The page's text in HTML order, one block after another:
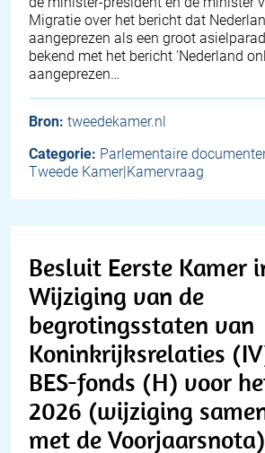
Migratie over het bericht dat
aangeprezen als een groot
bekend met het bericht 'Nederland
aangeprezen…
Bron: tweedekamer.nl
Categorie: Parlementaire
Tweede Kamer|Kamervraag
Besluit Eerste Kamer
Wijziging van de
begrotingsstaten van
Koninkrijksrelaties
BES-fonds (H) voor
2026 (wijziging
met de Voorjaarsnota)